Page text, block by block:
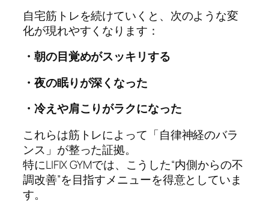
自宅筋トレを続けていくと、次のような変
化が現れやすくなります：
・朝の目覚めがスッキリする
・夜の眠りが深くなった
・冷えや肩こりがラクになった
これらは筋トレによって「自律神経のバラ
ンス」が整った証拠。
特にLIFIX GYMでは、こうした“内側からの不
調改善”を目指すメニューを得意としていま
す。